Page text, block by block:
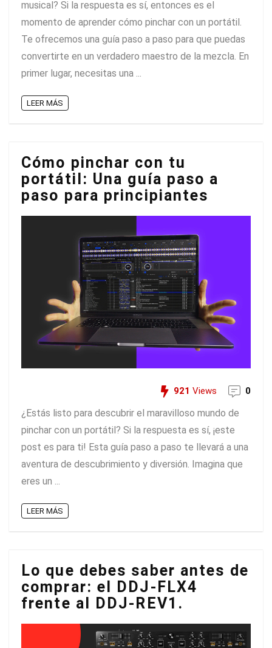
musical? Si la respuesta es sí, entonces es el
momento de aprender cómo pinchar con un portátil.
Te ofrecemos una guía paso a paso para que puedas
convertirte en un verdadero maestro de la mezcla. En
primer lugar, necesitas una ...
LEER MÁS
Cómo pinchar con tu
portátil: Una guía paso a
paso para principiantes
921 Views 0
¿Estás listo para descubrir el maravilloso mundo de
pinchar con un portátil? Si la respuesta es sí, ¡este
post es para ti! Esta guía paso a paso te llevará a una
aventura de descubrimiento y diversión. Imagina que
eres un ...
LEER MÁS
Lo que debes saber antes de
comprar: el DDJ-FLX4
frente al DDJ-REV1.